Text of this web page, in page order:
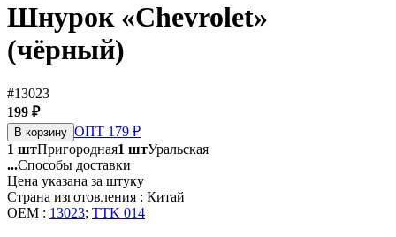
Шнурок «Chevrolet»
(чёрный)
#13023
199 ₽
В корзину ОПТ 179 ₽
1 штПригородная1 штУральская
...Способы доставки
Цена указана за штуку
Страна изготовления : Китай
OEM : 13023; TTK 014